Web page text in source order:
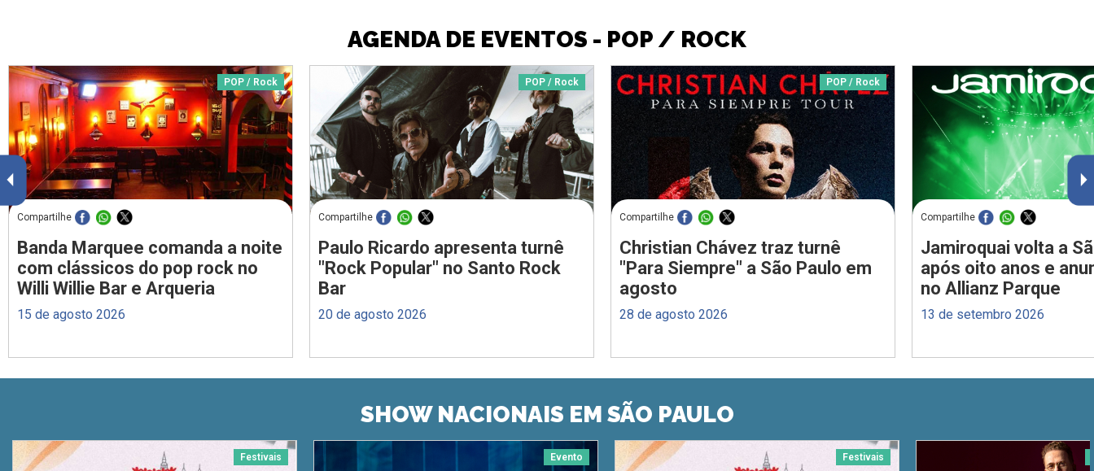
AGENDA DE EVENTOS - POP / ROCK
POP / Rock
Compartilhe
Banda Marquee comanda a noite
com clássicos do pop rock no
Willi Willie Bar e Arqueria
15 de agosto 2026
POP / Rock
Compartilhe
Paulo Ricardo apresenta turnê
"Rock Popular" no Santo Rock
Bar
20 de agosto 2026
POP / Rock
Compartilhe
Christian Chávez traz turnê
"Para Siempre" a São Paulo em
agosto
28 de agosto 2026
Compartilhe
Jamiroquai volta a
após oito anos e
no Allianz Parque
13 de setembro 2026
SHOW NACIONAIS EM SÃO PAULO
Festivais Evento Festivais